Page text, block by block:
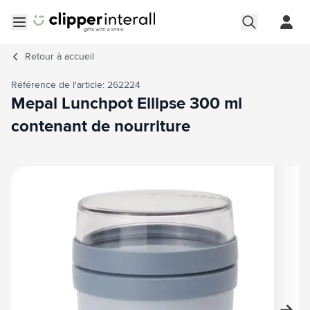
Retour à accueil
Référence de l'article: 262224
Mepal Lunchpot Ellipse 300 ml
contenant de nourriture